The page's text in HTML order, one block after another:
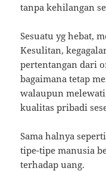
tanpa kehilangan
Sesuatu yg hebat,
Kesulitan,
pertentangan dari
bagaimana tetap
walaupun
kualitas pribadi
Sama halnya
tipe-tipe manusia
terhadap uang.